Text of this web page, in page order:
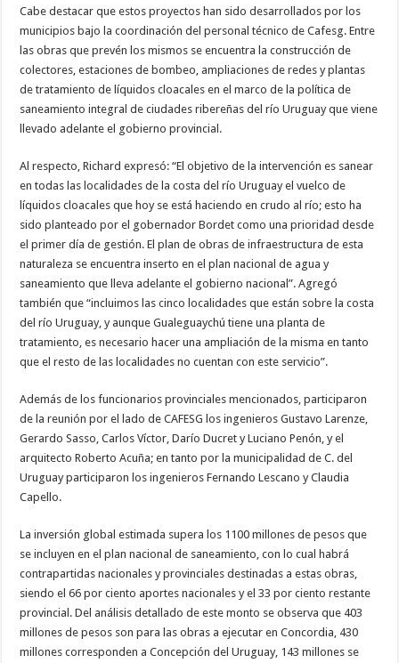
Cabe destacar que estos proyectos han sido desarrollados por los
municipios bajo la coordinación del personal técnico de Cafesg. Entre
las obras que prevén los mismos se encuentra la construcción de
colectores, estaciones de bombeo, ampliaciones de redes y plantas
de tratamiento de líquidos cloacales en el marco de la política de
saneamiento integral de ciudades ribereñas del río Uruguay que viene
llevado adelante el gobierno provincial.
Al respecto, Richard expresó: “El objetivo de la intervención es sanear
en todas las localidades de la costa del río Uruguay el vuelco de
líquidos cloacales que hoy se está haciendo en crudo al río; esto ha
sido planteado por el gobernador Bordet como una prioridad desde
el primer día de gestión. El plan de obras de infraestructura de esta
naturaleza se encuentra inserto en el plan nacional de agua y
saneamiento que lleva adelante el gobierno nacional”. Agregó
también que “incluimos las cinco localidades que están sobre la costa
del río Uruguay, y aunque Gualeguaychú tiene una planta de
tratamiento, es necesario hacer una ampliación de la misma en tanto
que el resto de las localidades no cuentan con este servicio”.
Además de los funcionarios provinciales mencionados, participaron
de la reunión por el lado de CAFESG los ingenieros Gustavo Larenze,
Gerardo Sasso, Carlos Víctor, Darío Ducret y Luciano Penón, y el
arquitecto Roberto Acuña; en tanto por la municipalidad de C. del
Uruguay participaron los ingenieros Fernando Lescano y Claudia
Capello.
La inversión global estimada supera los 1100 millones de pesos que
se incluyen en el plan nacional de saneamiento, con lo cual habrá
contrapartidas nacionales y provinciales destinadas a estas obras,
siendo el 66 por ciento aportes nacionales y el 33 por ciento restante
provincial. Del análisis detallado de este monto se observa que 403
millones de pesos son para las obras a ejecutar en Concordia, 430
millones corresponden a Concepción del Uruguay, 143 millones se